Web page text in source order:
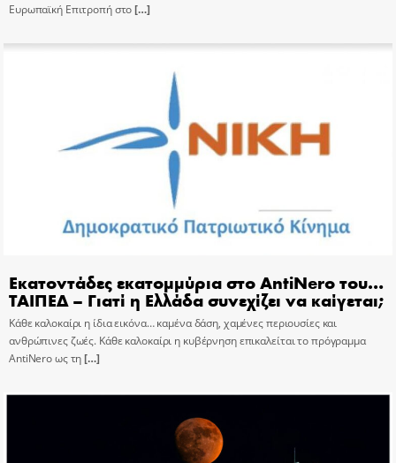
Ευρωπαϊκή Επιτροπή στο[…]
Εκατοντάδες εκατομμύρια στο AntiNero του…
ΤΑΙΠΕΔ – Γιατί η Ελλάδα συνεχίζει να καίγεται;
Κάθε καλοκαίρι η ίδια εικόνα… καμένα δάση, χαμένες περιουσίες και
ανθρώπινες ζωές. Κάθε καλοκαίρι η κυβέρνηση επικαλείται το πρόγραμμα
AntiNero ως τη[…]